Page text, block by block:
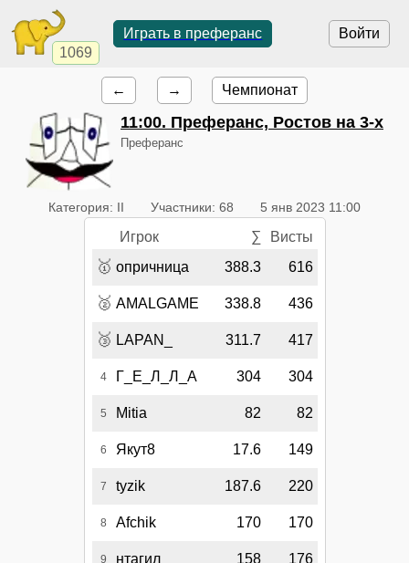
1069
Войти
Играть в преферанс
← → Чемпионат
11:00. Преферанс, Ростов на 3-х
Преферанс
Категория: II Участники: 68 5 янв 2023 11:00
Игрок ∑ Висты
🥇 опричница 388.3 616
🥈 AMALGAME 338.8 436
🥉 LAPAN_ 311.7 417
4 Г_Е_Л_Л_А 304 304
5 Mitia 82 82
6 Якут8 17.6 149
7 tyzik 187.6 220
8 Afchik 170 170
9 нтагил 158 176